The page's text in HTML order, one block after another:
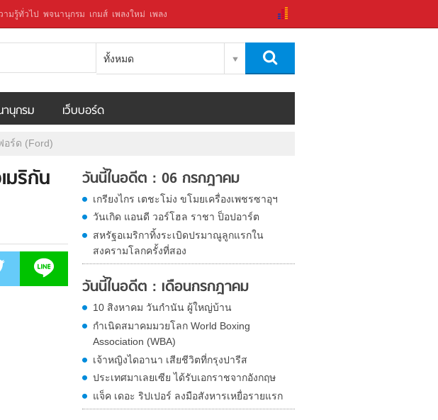
ามรู้ทั่วไป พจนานุกรม เกมส์ เพลงใหม่ เพลง
ทั้งหมด
นุกรม เว็บบอร์ด
อร์ด (Ford)
มริกัน วันนี้ในอดีต : 06 กรกฎาคม
เกรียงไกร เตชะโม่ง ขโมยเครื่องเพชรซาอุฯ
วันเกิด แอนดี วอร์โฮล ราชา ป็อปอาร์ต
สหรัฐอเมริกาทิ้งระเบิดปรมาณูลูกแรกใน
สงครามโลกครั้งที่สอง
วันนี้ในอดีต : เดือนกรกฎาคม
10 สิงหาคม วันกำนัน ผู้ใหญ่บ้าน
กำเนิดสมาคมมวยโลก World Boxing
Association (WBA)
เจ้าหญิงไดอานา เสียชีวิตที่กรุงปารีส
ประเทศมาเลยเซีย ได้รับเอกราชจากอังกฤษ
แจ็ค เดอะ ริปเปอร์ ลงมือสังหารเหยื่อรายแรก